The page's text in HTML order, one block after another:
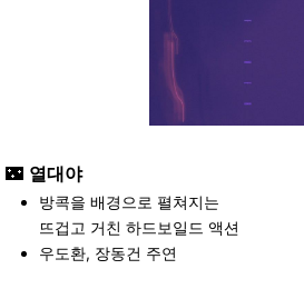
🌃 열대야
방콕을 배경으로 펼쳐지는
뜨겁고 거친 하드보일드 액션
우도환, 장동건 주연